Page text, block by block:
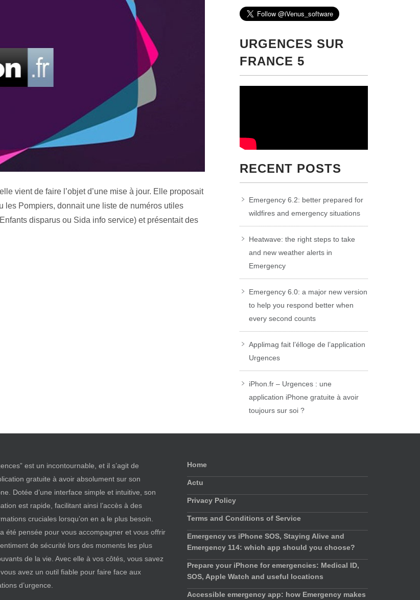
IPHONE GRATUITE À AVOIR
SOI ?
vient de faire l’objet d’une mise à jour. Elle proposait
les Pompiers, donnait une liste de numéros utiles
disparus ou Sida info service) et présentait des
URGENCES SUR
FRANCE 5
RECENT POSTS
Emergency 6.2: better prepared for
wildfires and emergency situations
Heatwave: the right steps to take
and new weather alerts in
Emergency
Emergency 6.0: a major new version
to help you respond better when
every second counts
Applimag fait l’élloge de l’application
Urgences
iPhon.fr – Urgences : une
application iPhone gratuite à avoir
toujours sur soi ?
est un incontournable, et il s’agit de
gratuite à avoir absolument sur son
Dotée d’une interface simple et intuitive, son
est rapide, facilitant ainsi l’accès à des
cruciales lorsqu’on en a le plus besoin.
été pensée pour vous accompagner et vous offrir
de sécurité lors des moments les plus
de la vie. Avec elle à vos côtés, vous savez
avez un outil fiable pour faire face aux
d’urgence.
Home
Actu
Privacy Policy
Terms and Conditions of Service
Emergency vs iPhone SOS, Staying Alive and
Emergency 114: which app should you choose?
Prepare your iPhone for emergencies: Medical ID,
SOS, Apple Watch and useful locations
Accessible emergency app: how Emergency makes